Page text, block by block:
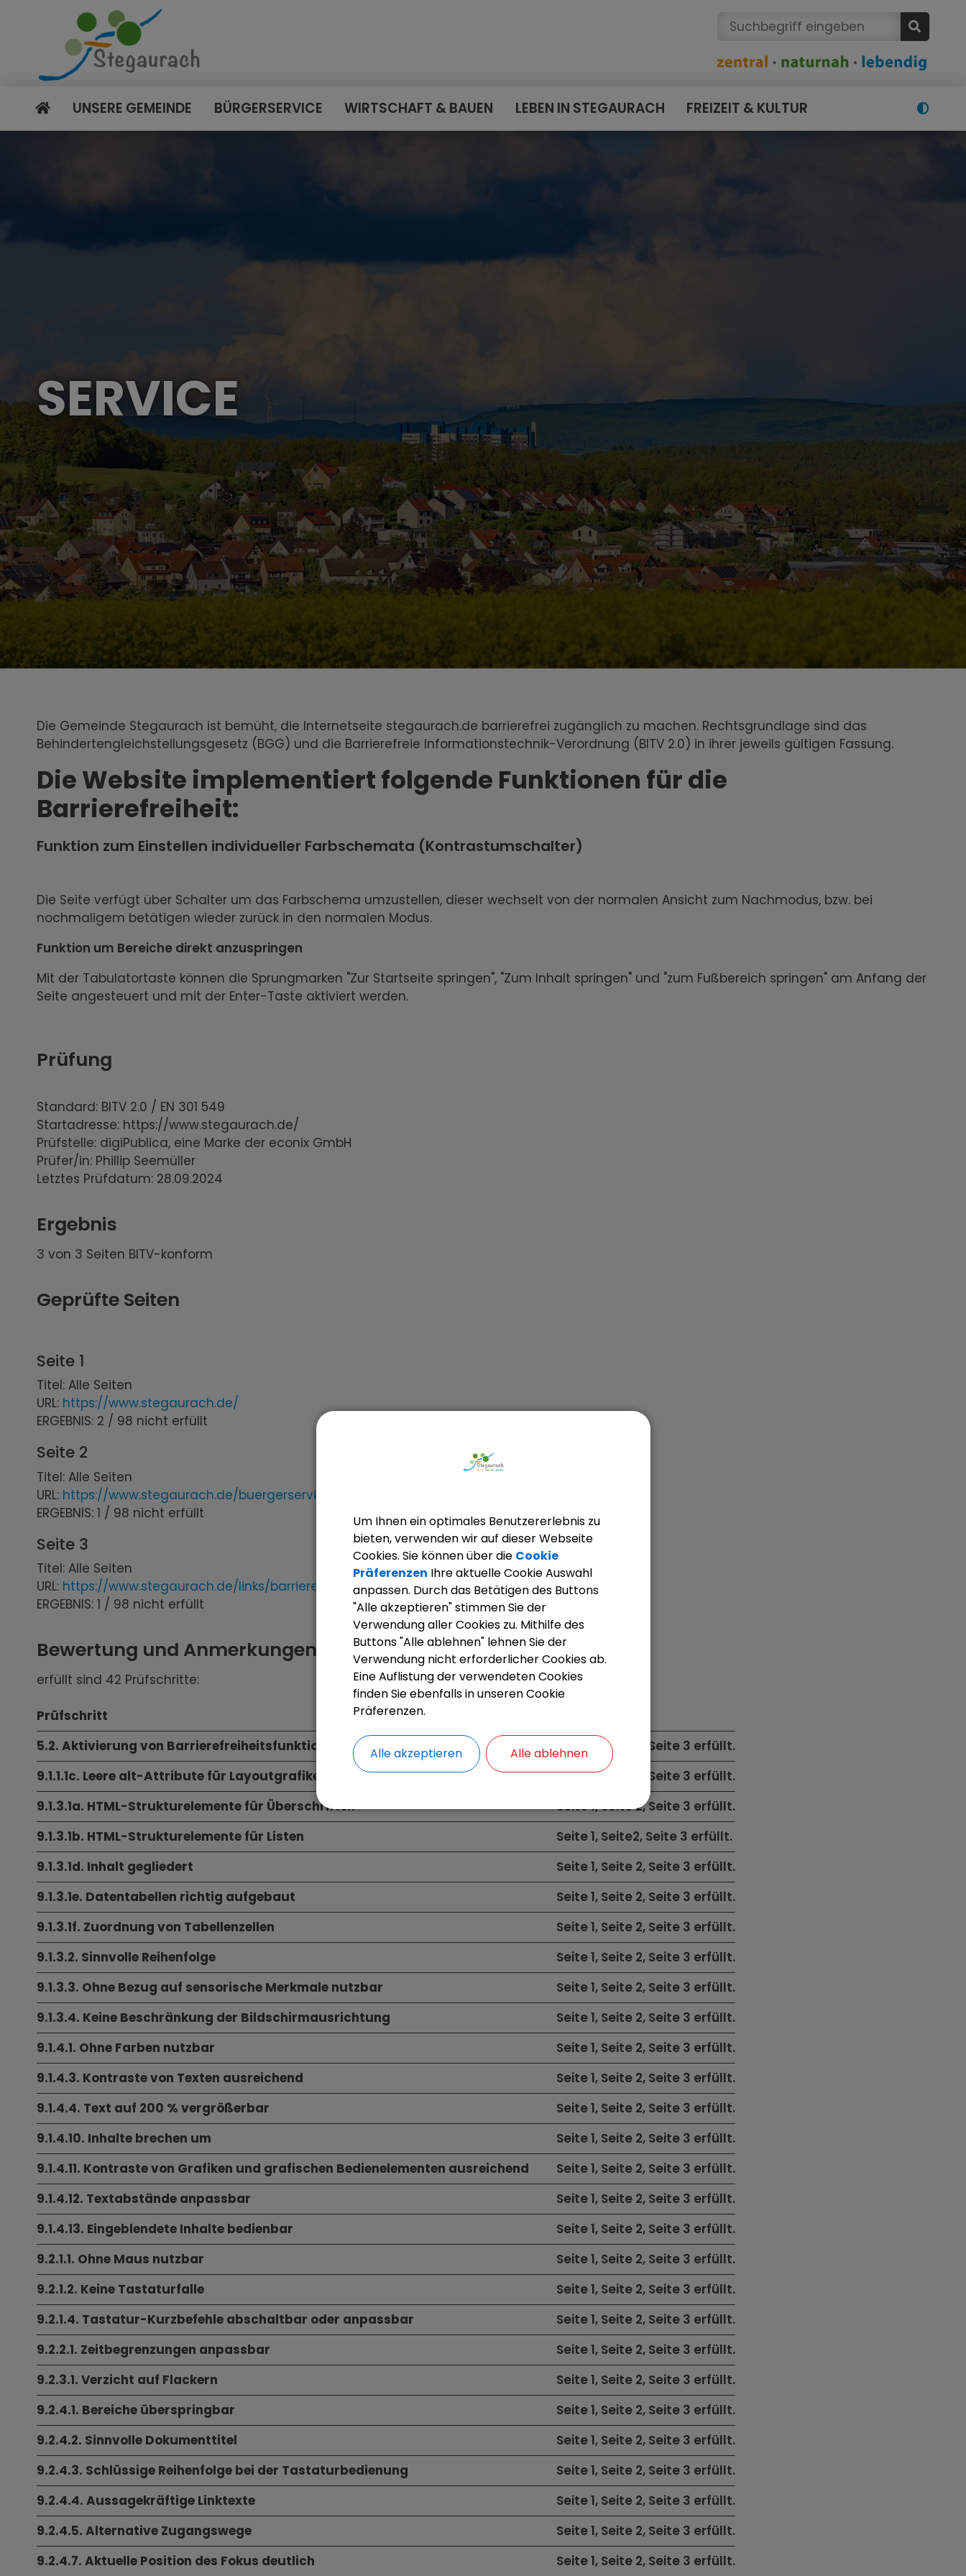
UNSERE GEMEINDE BÜRGERSERVICE WIRTSCHAFT & BAUEN LEBEN IN STEGAURACH FREIZEIT & KULTUR
SERVICE
Die Gemeinde Stegaurach ist bemüht, die Internetseite stegaurach.de barrierefrei zugänglich zu machen. Rechtsgrundlage sind das
Behindertengleichstellungsgesetz (BGG) und die Barrierefreie Informationstechnik-Verordnung (BITV 2.0) in ihrer jeweils gültigen Fassung.
Die Website implementiert folgende Funktionen für die
Barrierefreiheit:
Funktion zum Einstellen individueller Farbschemata (Kontrastumschalter)
Die Seite verfügt über Schalter um das Farbschema umzustellen, dieser wechselt von der normalen Ansicht zum Nachmodus, bzw. bei
nochmaligem betätigen wieder zurück in den normalen Modus.
Funktion um Bereiche direkt anzuspringen
Mit der Tabulatortaste können die Sprungmarken "Zur Startseite springen", "Zum Inhalt springen" und "zum Fußbereich springen" am Anfang der
Seite angesteuert und mit der Enter-Taste aktiviert werden.
Prüfung
Standard: BITV 2.0 / EN 301 549
Startadresse: https://www.stegaurach.de/
Prüfstelle: digiPublica, eine Marke der econix GmbH
Prüfer/in: Phillip Seemüller
Letztes Prüfdatum: 28.09.2024
Ergebnis
3 von 3 Seiten BITV-konform
Geprüfte Seiten
Seite 1
Titel: Alle Seiten
URL: https://www.stegaurach.de/
ERGEBNIS: 2 / 98 nicht erfüllt
Seite 2
Titel: Alle Seiten
URL: https://www.stegaurach.de/buergerservice/rathaus/ansprechpartner
ERGEBNIS: 1 / 98 nicht erfüllt
Seite 3
Titel: Alle Seiten
URL: https://www.stegaurach.de/links/barrierefreiheit
ERGEBNIS: 1 / 98 nicht erfüllt
Bewertung und Anmerkungen zu einzelnen Prüfschritten
erfüllt sind 42 Prüfschritte:
Prüfschritt
5.2. Aktivierung von Barrierefreiheitsfunktionen
Seite 1, Seite 2, Seite 3 erfüllt.
9.1.1.1c. Leere alt-Attribute für Layoutgrafiken
Seite 1, Seite 2, Seite 3 erfüllt.
9.1.3.1a. HTML-Strukturelemente für Überschriften
Seite 1, Seite 2, Seite 3 erfüllt.
9.1.3.1b. HTML-Strukturelemente für Listen
Seite 1, Seite2, Seite 3 erfüllt.
9.1.3.1d. Inhalt gegliedert
Seite 1, Seite 2, Seite 3 erfüllt.
9.1.3.1e. Datentabellen richtig aufgebaut
Seite 1, Seite 2, Seite 3 erfüllt.
9.1.3.1f. Zuordnung von Tabellenzellen
Seite 1, Seite 2, Seite 3 erfüllt.
9.1.3.2. Sinnvolle Reihenfolge
Seite 1, Seite 2, Seite 3 erfüllt.
9.1.3.3. Ohne Bezug auf sensorische Merkmale nutzbar
Seite 1, Seite 2, Seite 3 erfüllt.
9.1.3.4. Keine Beschränkung der Bildschirmausrichtung
Seite 1, Seite 2, Seite 3 erfüllt.
9.1.4.1. Ohne Farben nutzbar
Seite 1, Seite 2, Seite 3 erfüllt.
9.1.4.3. Kontraste von Texten ausreichend
Seite 1, Seite 2, Seite 3 erfüllt.
9.1.4.4. Text auf 200 % vergrößerbar
Seite 1, Seite 2, Seite 3 erfüllt.
9.1.4.10. Inhalte brechen um
Seite 1, Seite 2, Seite 3 erfüllt.
9.1.4.11. Kontraste von Grafiken und grafischen Bedienelementen ausreichend
Seite 1, Seite 2, Seite 3 erfüllt.
9.1.4.12. Textabstände anpassbar
Seite 1, Seite 2, Seite 3 erfüllt.
9.1.4.13. Eingeblendete Inhalte bedienbar
Seite 1, Seite 2, Seite 3 erfüllt.
9.2.1.1. Ohne Maus nutzbar
Seite 1, Seite 2, Seite 3 erfüllt.
9.2.1.2. Keine Tastaturfalle
Seite 1, Seite 2, Seite 3 erfüllt.
9.2.1.4. Tastatur-Kurzbefehle abschaltbar oder anpassbar
Seite 1, Seite 2, Seite 3 erfüllt.
9.2.2.1. Zeitbegrenzungen anpassbar
Seite 1, Seite 2, Seite 3 erfüllt.
9.2.3.1. Verzicht auf Flackern
Seite 1, Seite 2, Seite 3 erfüllt.
9.2.4.1. Bereiche überspringbar
Seite 1, Seite 2, Seite 3 erfüllt.
9.2.4.2. Sinnvolle Dokumenttitel
Seite 1, Seite 2, Seite 3 erfüllt.
9.2.4.3. Schlüssige Reihenfolge bei der Tastaturbedienung
Seite 1, Seite 2, Seite 3 erfüllt.
9.2.4.4. Aussagekräftige Linktexte
Seite 1, Seite 2, Seite 3 erfüllt.
9.2.4.5. Alternative Zugangswege
Seite 1, Seite 2, Seite 3 erfüllt.
9.2.4.7. Aktuelle Position des Fokus deutlich
Seite 1, Seite 2, Seite 3 erfüllt.
Um Ihnen ein optimales Benutzererlebnis zu
bieten, verwenden wir auf dieser Webseite
Cookies. Sie können über die Cookie
Präferenzen Ihre aktuelle Cookie Auswahl
anpassen. Durch das Betätigen des Buttons
"Alle akzeptieren" stimmen Sie der
Verwendung aller Cookies zu. Mithilfe des
Buttons "Alle ablehnen" lehnen Sie der
Verwendung nicht erforderlicher Cookies ab.
Eine Auflistung der verwendeten Cookies
finden Sie ebenfalls in unseren Cookie
Präferenzen.
Alle akzeptieren Alle ablehnen